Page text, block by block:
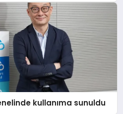
kullanıma sunuldu